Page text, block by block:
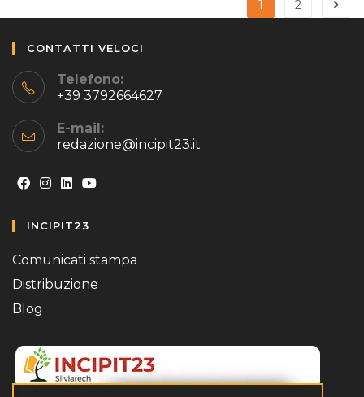
1 2
CONTATTI VELOCI
Telefono:
+39 3792664627
E-mail:
redazione@incipit23.it
in
in
a
in
a
INCIPIT23
Comunicati stampa
Distribuzione
Blog